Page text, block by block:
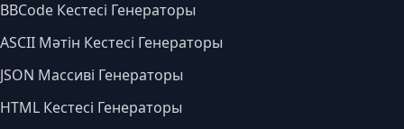
BBCode Кестесі Генераторы
ASCII Мәтін Кестесі Генераторы
JSON Массиві Генераторы
HTML Кестесі Генераторы